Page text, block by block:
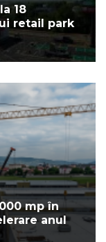
18
retail park
mp în
anul